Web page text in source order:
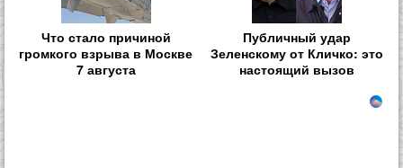
Что стало причиной
громкого взрыва в Москве
7 августа
Публичный удар
Зеленскому от Кличко: это
настоящий вызов